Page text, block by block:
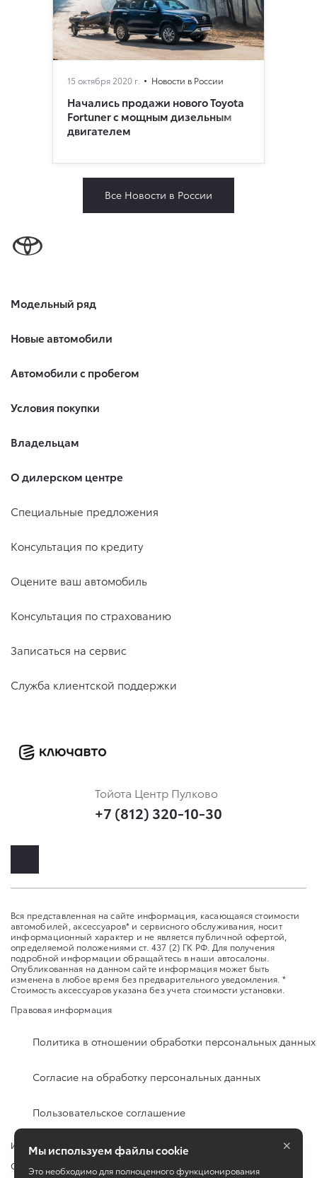
15 октября 2020 г. Новости в России
Начались продажи нового Toyota
Fortuner с мощным дизельным
двигателем
Все Новости в России
Модельный ряд
Новые автомобили
Автомобили с пробегом
Условия покупки
Владельцам
О дилерском центре
Специальные предложения
Консультация по кредиту
Оцените ваш автомобиль
Консультация по страхованию
Записаться на сервис
Служба клиентской поддержки
Тойота Центр Пулково
+7 (812) 320-10-30
Вся представленная на сайте информация, касающаяся стоимости
автомобилей, аксессуаров* и сервисного обслуживания, носит
информационный характер и не является публичной офертой,
определяемой положениями ст. 437 (2) ГК РФ. Для получения
подробной информации обращайтесь в наши автосалоны.
Опубликованная на данном сайте информация может быть
изменена в любое время без предварительного уведомления. *
Стоимость аксессуаров указана без учета стоимости установки.
Правовая информация
Политика в отношении обработки персональных данных
Согласие на обработку персональных данных
Пользовательское соглашение
Изменить настройку cookies
Сбросить cookie
Мы используем файлы cookie
Это необходимо для полноценного функционирования
×